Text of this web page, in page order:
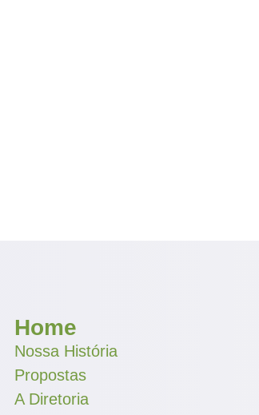
Home
Nossa História
Propostas
A Diretoria